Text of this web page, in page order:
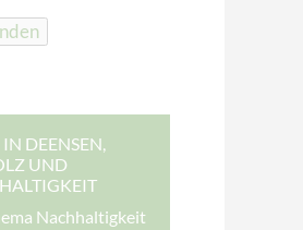
DEENSEN,
UND
Nachhaltigkeit